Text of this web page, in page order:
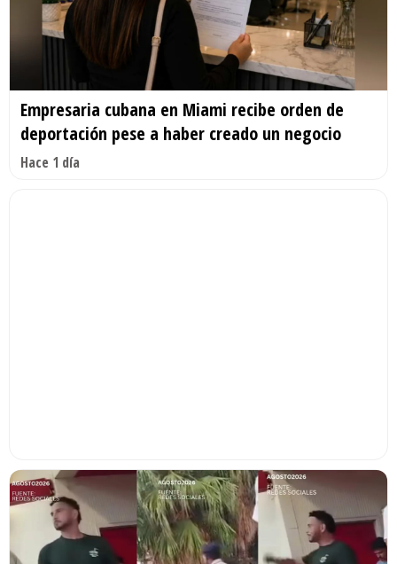
Empresaria cubana en Miami recibe orden de
deportación pese a haber creado un negocio
Hace 1 día